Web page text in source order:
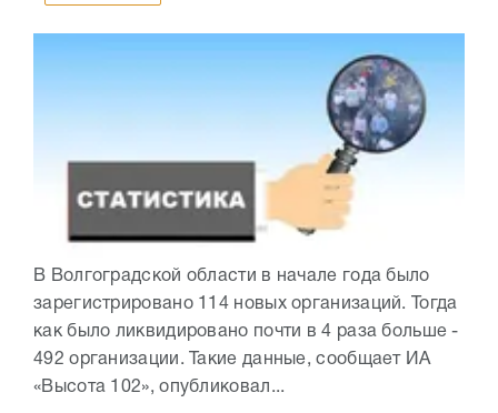
В Волгоградской области в начале года было
зарегистрировано 114 новых организаций. Тогда
как было ликвидировано почти в 4 раза больше -
492 организации. Такие данные, сообщает ИА
«Высота 102», опубликовал...